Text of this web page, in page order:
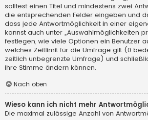
solltest einen Titel und mindestens zwei
die entsprechenden Felder eingeben und
dass jede Antwortmöglichkeit in einer
kannst auch unter „Auswahlmöglichkeiten
festlegen, wie viele Optionen ein Benutzer
welches Zeitlimit für die Umfrage gilt (0
zeitlich unbegrenzte Umfrage) und
ihre Stimme ändern können.
Nach oben
Wieso kann ich nicht mehr
Die maximal zulässige Anzahl von